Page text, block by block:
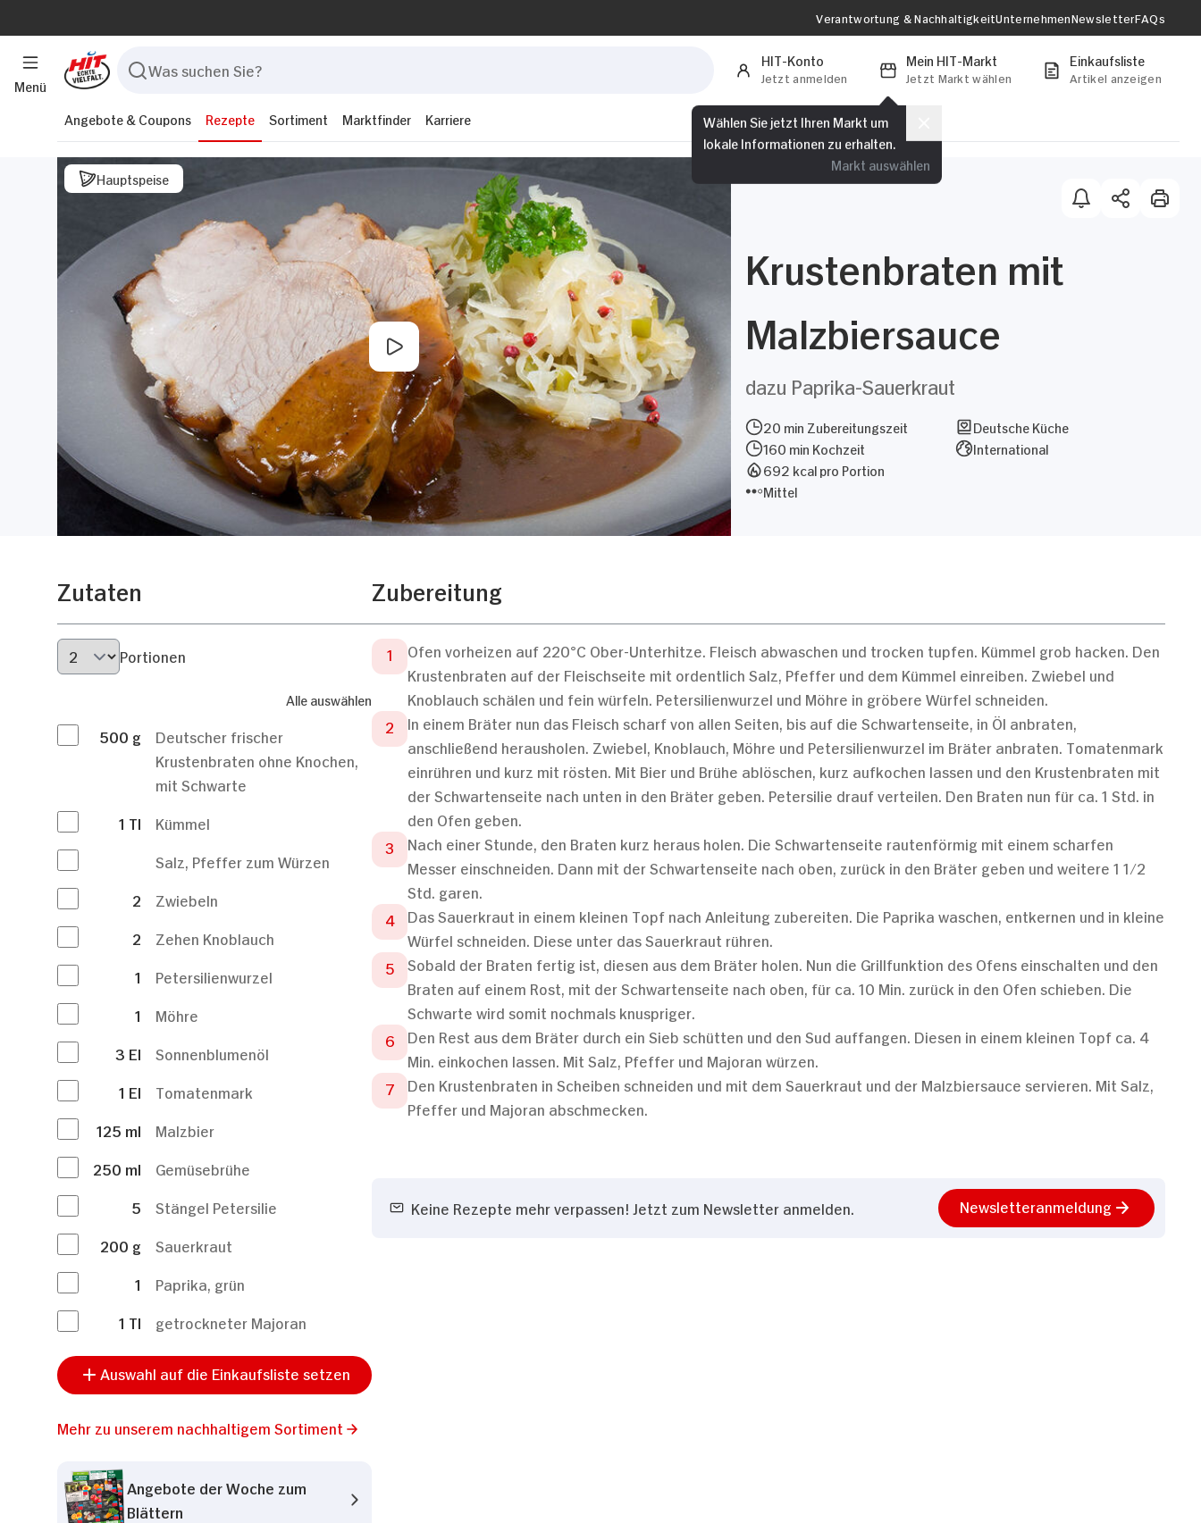
Menü
Verantwortung & NachhaltigkeitUnternehmenNewsletterFAQs
HIT-Konto
Jetzt anmelden
Mein HIT-Markt
Jetzt Markt wählen
Wählen Sie jetzt Ihren Markt um
lokale Informationen zu erhalten.
Markt auswählen
Einkaufsliste
Artikel anzeigen
Angebote & Coupons Rezepte Sortiment Marktfinder Karriere
Hauptspeise
Krustenbraten mit
Malzbiersauce
dazu Paprika-Sauerkraut
20 min Zubereitungszeit
160 min Kochzeit
692 kcal pro Portion
Mittel
Deutsche Küche
International
Zutaten
Portionen
Alle auswählen
500 g
Deutscher frischer
Krustenbraten ohne Knochen,
mit Schwarte
1 Tl
Kümmel
Salz, Pfeffer zum Würzen
2
Zwiebeln
2
Zehen Knoblauch
1
Petersilienwurzel
1
Möhre
3 El
Sonnenblumenöl
1 El
Tomatenmark
125 ml
Malzbier
250 ml
Gemüsebrühe
5
Stängel Petersilie
200 g
Sauerkraut
1
Paprika, grün
1 Tl getrockneter Majoran
Auswahl auf die Einkaufsliste setzen
Mehr zu unserem nachhaltigem Sortiment
Angebote der Woche zum
Blättern
Zubereitung
Ofen vorheizen auf 220°C Ober-Unterhitze. Fleisch abwaschen und trocken tupfen. Kümmel grob hacken. Den
Krustenbraten auf der Fleischseite mit ordentlich Salz, Pfeffer und dem Kümmel einreiben. Zwiebel und
Knoblauch schälen und fein würfeln. Petersilienwurzel und Möhre in gröbere Würfel schneiden.
In einem Bräter nun das Fleisch scharf von allen Seiten, bis auf die Schwartenseite, in Öl anbraten,
anschließend herausholen. Zwiebel, Knoblauch, Möhre und Petersilienwurzel im Bräter anbraten. Tomatenmark
einrühren und kurz mit rösten. Mit Bier und Brühe ablöschen, kurz aufkochen lassen und den Krustenbraten mit
der Schwartenseite nach unten in den Bräter geben. Petersilie drauf verteilen. Den Braten nun für ca. 1 Std. in
den Ofen geben.
Nach einer Stunde, den Braten kurz heraus holen. Die Schwartenseite rautenförmig mit einem scharfen
Messer einschneiden. Dann mit der Schwartenseite nach oben, zurück in den Bräter geben und weitere 1 1/2
Std. garen.
Das Sauerkraut in einem kleinen Topf nach Anleitung zubereiten. Die Paprika waschen, entkernen und in kleine
Würfel schneiden. Diese unter das Sauerkraut rühren.
Sobald der Braten fertig ist, diesen aus dem Bräter holen. Nun die Grillfunktion des Ofens einschalten und den
Braten auf einem Rost, mit der Schwartenseite nach oben, für ca. 10 Min. zurück in den Ofen schieben. Die
Schwarte wird somit nochmals knuspriger.
Den Rest aus dem Bräter durch ein Sieb schütten und den Sud auffangen. Diesen in einem kleinen Topf ca. 4
Min. einkochen lassen. Mit Salz, Pfeffer und Majoran würzen.
Den Krustenbraten in Scheiben schneiden und mit dem Sauerkraut und der Malzbiersauce servieren. Mit Salz,
Pfeffer und Majoran abschmecken.
Keine Rezepte mehr verpassen! Jetzt zum Newsletter anmelden. Newsletteranmeldung